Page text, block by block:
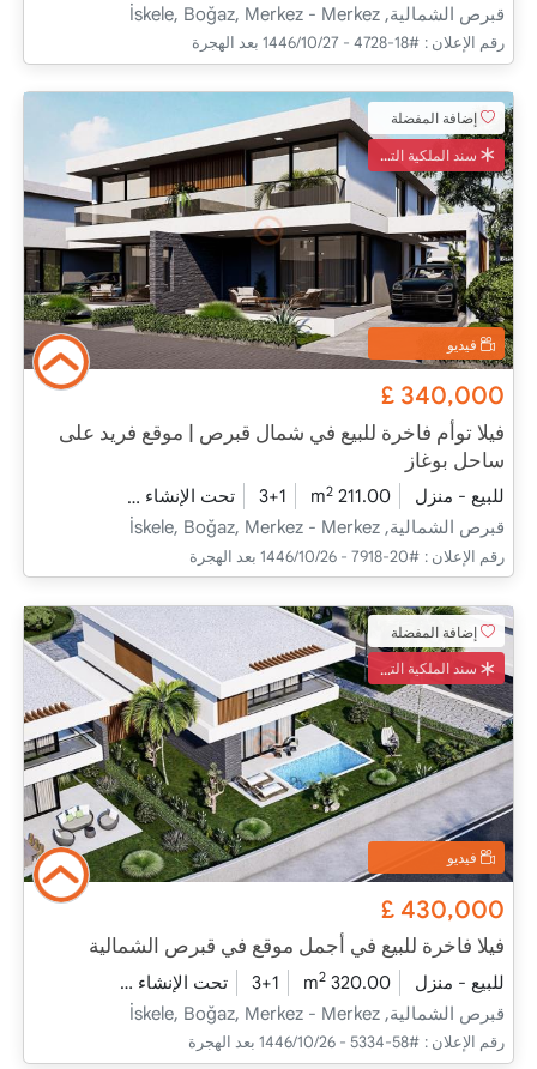
قبرص الشمالية, İskele, Boğaz, Merkez - Merkez
رقم الإعلان : #18-4728 - 27‏‏/10‏‏/1446 بعد الهجرة
إضافة المفضلة
سند الملكية التركي
فيديو
340,000
£
فيلا توأم فاخرة للبيع في شمال قبرص | موقع فريد على
ساحل بوغاز
للبيع - منزل 211.00 m
2
3+1 تحت الإنشاء
قبرص الشمالية, İskele, Boğaz, Merkez - Merkez
رقم الإعلان : #20-7918 - 26‏‏/10‏‏/1446 بعد الهجرة
إضافة المفضلة
سند الملكية التركي
فيديو
430,000
£
فيلا فاخرة للبيع في أجمل موقع في قبرص الشمالية
للبيع - منزل 320.00 m
2
3+1 تحت الإنشاء
قبرص الشمالية, İskele, Boğaz, Merkez - Merkez
رقم الإعلان : #58-5334 - 26‏‏/10‏‏/1446 بعد الهجرة